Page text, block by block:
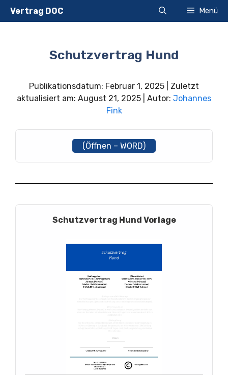
Zum
Vertrag DOC Menü
Schutzvertrag Hund
Publikationsdatum: Februar 1, 2025 | Zuletzt
aktualisiert am: August 21, 2025 | Autor: Johannes
Fink
(Öffnen – WORD)
Schutzvertrag Hund Vorlage